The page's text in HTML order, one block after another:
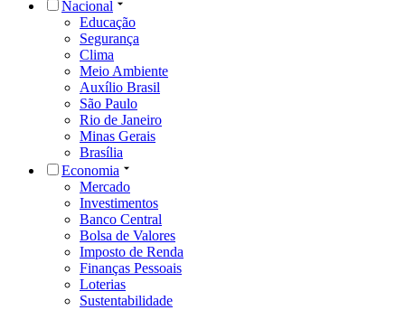
Nacional
Educação
Segurança
Clima
Meio Ambiente
Auxílio Brasil
São Paulo
Rio de Janeiro
Minas Gerais
Brasília
Economia
Mercado
Investimentos
Banco Central
Bolsa de Valores
Imposto de Renda
Finanças Pessoais
Loterias
Sustentabilidade